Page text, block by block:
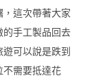
這次帶著大家
的手工製品回去
可以說是跌到
不需要抵達花